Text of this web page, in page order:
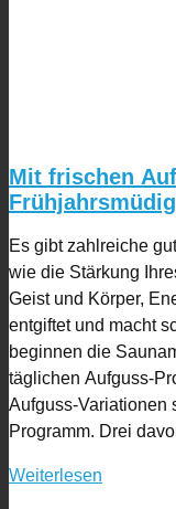
Mit frischen
Es gibt zahlreiche
wie die Stärkung
Geist und Körper,
entgiftet und macht
beginnen die
täglichen Aufguss-
Aufguss-Variationen
Programm. Drei
Weiterlesen